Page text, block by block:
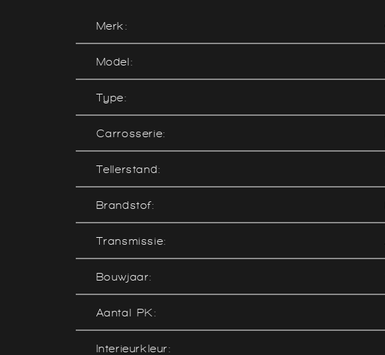
Merk:
Model:
Type:
Carrosserie:
Tellerstand:
Brandstof:
Transmissie:
Bouwjaar:
Aantal PK:
Interieurkleur: